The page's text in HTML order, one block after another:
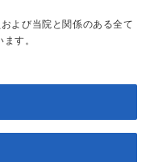
よび当院と関係のある全て
す。